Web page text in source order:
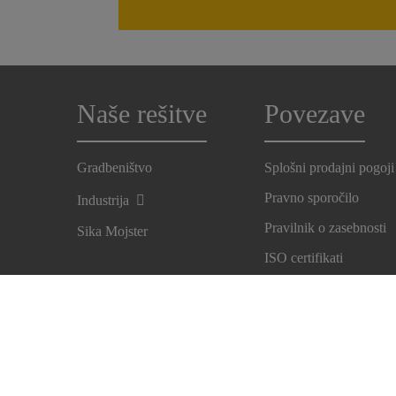
Naše rešitve
Gradbeništvo
Industrija
Sika Mojster
Povezave
Splošni prodajni pogoji
Pravno sporočilo
Pravilnik o zasebnosti
ISO certifikati